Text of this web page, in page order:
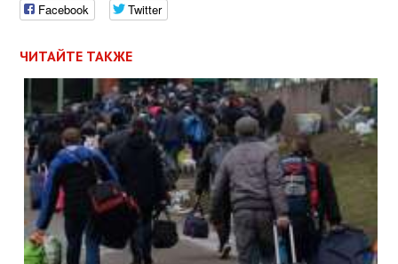
Facebook Twitter
ЧИТАЙТЕ ТАКЖЕ